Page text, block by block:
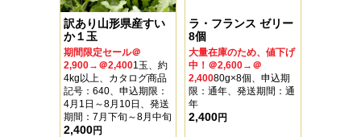
訳あり山形県産すい
か１玉
期間限定セール＠
2,900→＠2,4001玉、約
4kg以上、カタログ商品
記号：640、申込期限：
4月1日～8月10日、発送
期間：7月下旬～8月中旬
2,400円
ラ・フランス ゼリー
8個
大量在庫のため、値下げ
中！＠2,600→＠
2,40080g×8個、申込期
限：通年、発送期間：通
年
2,400円